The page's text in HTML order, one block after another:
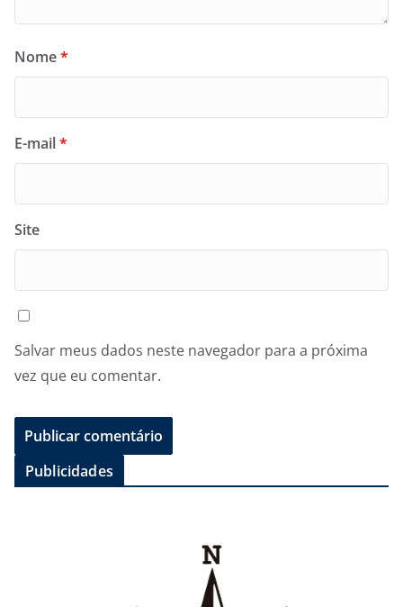
Nome*
E-mail*
Site
Salvar meus dados neste navegador para a próxima
vez que eu comentar.
Publicidades